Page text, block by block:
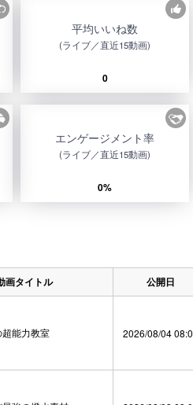
平均いいね数
(ライブ／直近15動画)
0
エンゲージメント率
(ライブ／直近15動画)
0%
画タイトル 公開日
能力教室 2026/08/04